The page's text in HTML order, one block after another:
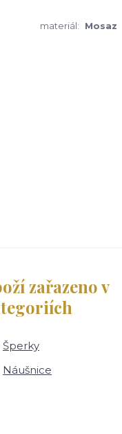
materiál: Mosaz
zařazeno v
Šperky
Náušnice